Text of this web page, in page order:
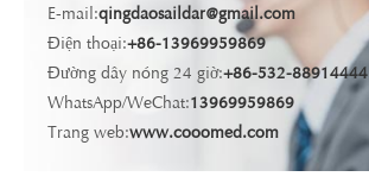
E-mail:qingdaosaildar@gmail.com
Điện thoại:+86-13969959869
Đường dây nóng 24 giờ:+86-532-88914444
WhatsApp/WeChat:13969959869
Trang web:www.cooomed.com